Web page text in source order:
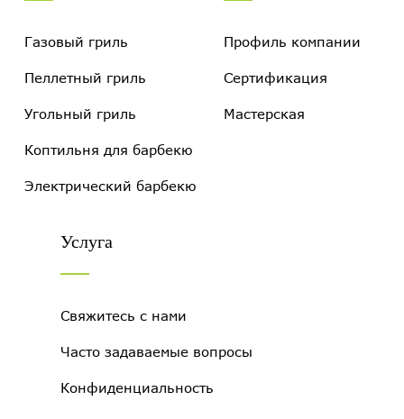
Газовый гриль
Пеллетный гриль
Угольный гриль
Коптильня для барбекю
Электрический барбекю
Профиль компании
Сертификация
Мастерская
Услуга
Свяжитесь с нами
Часто задаваемые вопросы
Конфиденциальность